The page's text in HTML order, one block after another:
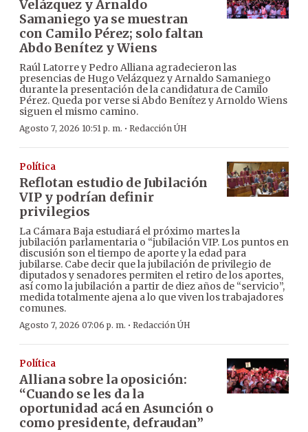
Velázquez y Arnaldo
Samaniego ya se muestran
con Camilo Pérez; solo faltan
Abdo Benítez y Wiens
Raúl Latorre y Pedro Alliana agradecieron las
presencias de Hugo Velázquez y Arnaldo Samaniego
durante la presentación de la candidatura de Camilo
Pérez. Queda por verse si Abdo Benítez y Arnoldo Wiens
siguen el mismo camino.
Agosto 7, 2026 10:51 p. m. · Redacción ÚH
Política
Reflotan estudio de Jubilación
VIP y podrían definir
privilegios
La Cámara Baja estudiará el próximo martes la
jubilación parlamentaria o “jubilación VIP. Los puntos en
discusión son el tiempo de aporte y la edad para
jubilarse. Cabe decir que la jubilación de privilegio de
diputados y senadores permiten el retiro de los aportes,
así como la jubilación a partir de diez años de “servicio”,
medida totalmente ajena a lo que viven los trabajadores
comunes.
Agosto 7, 2026 07:06 p. m. · Redacción ÚH
Política
Alliana sobre la oposición:
“Cuando se les da la
oportunidad acá en Asunción o
como presidente, defraudan”